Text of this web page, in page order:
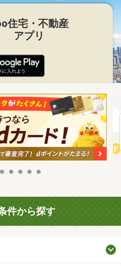
住宅・不動産
アプリ
件から探す